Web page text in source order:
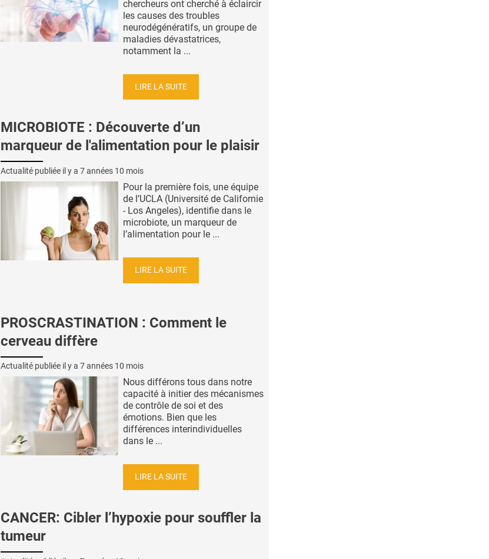
chercheurs ont cherché à éclaircir
les causes des troubles
neurodégénératifs, un groupe de
maladies dévastatrices,
notamment la ...
LIRE LA SUITE
MICROBIOTE : Découverte d’un
marqueur de l'alimentation pour le plaisir
Actualité publiée il y a 7 années 10 mois
Pour la première fois, une équipe
de l’UCLA (Université de Californie
- Los Angeles), identifie dans le
microbiote, un marqueur de
l’alimentation pour le ...
LIRE LA SUITE
PROSCRASTINATION : Comment le
cerveau diffère
Actualité publiée il y a 7 années 10 mois
Nous différons tous dans notre
capacité à initier des mécanismes
de contrôle de soi et des
émotions. Bien que les
différences interindividuelles
dans le ...
LIRE LA SUITE
CANCER: Cibler l’hypoxie pour souffler la
tumeur